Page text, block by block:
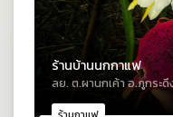
ร้านบ้านนกกาแฟ
ลย. ต.ผานกเค้า อ.ภูกระดึ